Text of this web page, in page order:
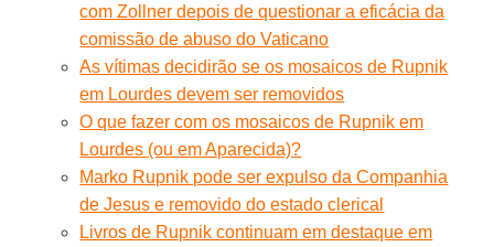
com Zollner depois de questionar a eficácia da
comissão de abuso do Vaticano
As vítimas decidirão se os mosaicos de Rupnik
em Lourdes devem ser removidos
O que fazer com os mosaicos de Rupnik em
Lourdes (ou em Aparecida)?
Marko Rupnik pode ser expulso da Companhia
de Jesus e removido do estado clerical
Livros de Rupnik continuam em destaque em